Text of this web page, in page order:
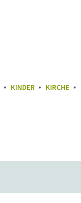
KINDER KIRCHE